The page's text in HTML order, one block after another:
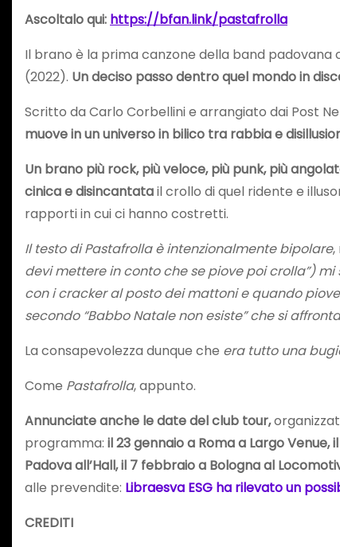
Ascoltalo qui: https://bfan.link/pastafrolla
Il brano è la prima canzone della band
(2022). Un deciso passo dentro quel mondo in
Scritto da Carlo Corbellini e arrangiato dai Post
muove in un universo in bilico tra rabbia e
Un brano più rock, più veloce, più punk, più
cinica e disincantatail crollo di quel ridente e
rapporti in cui ci hanno costretti.
Il testo di Pastafrolla è intenzionalmente bipolare,
devi mettere in conto che se piove poi crolla”)
con i cracker al posto dei mattoni e quando
secondo “Babbo Natale non esiste” che si
La consapevolezza dunque che era tutto una
Come Pastafrolla, appunto.
Annunciate anche le date del club tour,
programma: il 23 gennaio a Roma a Largo Venue,
Padova all’Hall, il 7 febbraio a Bologna al
alle prevendite: Libraesva ESG ha rilevato un
CREDITI